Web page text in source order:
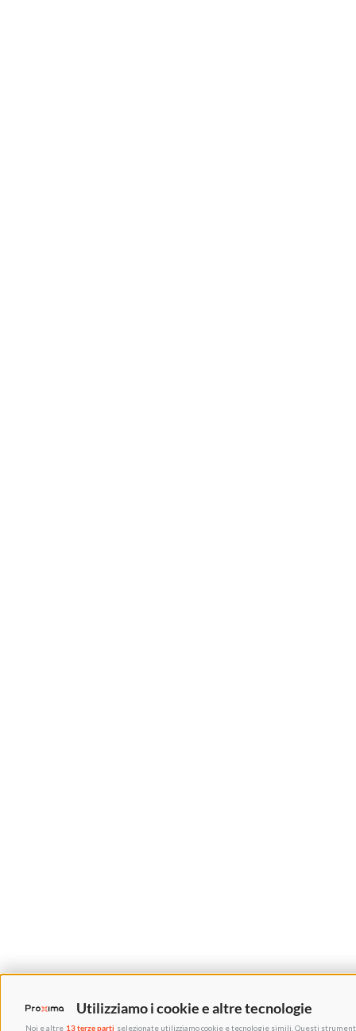
Utilizziamo i cookie e altre tecnologie
Noi e altre 13 terze parti selezionate utilizziamo cookie e tecnologie simili. Questi